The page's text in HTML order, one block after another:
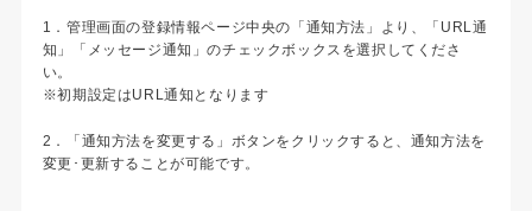
1．管理画面の登録情報ページ中央の「通知方法」より、「URL通
知」「メッセージ通知」のチェックボックスを選択してくださ
い。
※初期設定はURL通知となります
2．「通知方法を変更する」ボタンをクリックすると、通知方法を
変更･更新することが可能です。